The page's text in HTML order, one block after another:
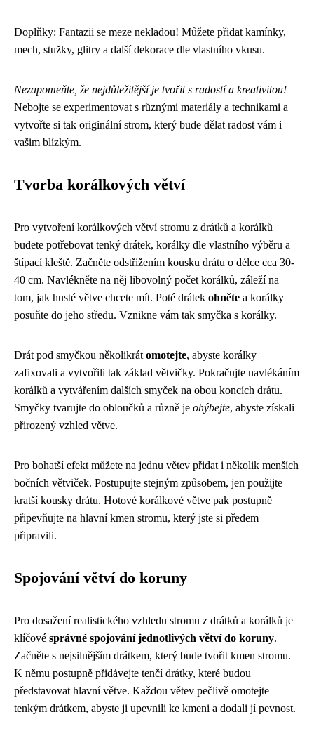
Doplňky: Fantazii se meze nekladou! Můžete přidat kamínky,
mech, stužky, glitry a další dekorace dle vlastního vkusu.
Nezapomeňte, že nejdůležitější je tvořit s radostí a kreativitou!
Nebojte se experimentovat s různými materiály a technikami a
vytvořte si tak originální strom, který bude dělat radost vám i
vašim blízkým.
Tvorba korálkových větví
Pro vytvoření korálkových větví stromu z drátků a korálků
budete potřebovat tenký drátek, korálky dle vlastního výběru a
štípací kleště. Začněte odstřižením kousku drátu o délce cca 30-
40 cm. Navlékněte na něj libovolný počet korálků, záleží na
tom, jak husté větve chcete mít. Poté drátek ohněte a korálky
posuňte do jeho středu. Vznikne vám tak smyčka s korálky.
Drát pod smyčkou několikrát omotejte, abyste korálky
zafixovali a vytvořili tak základ větvičky. Pokračujte navlékáním
korálků a vytvářením dalších smyček na obou koncích drátu.
Smyčky tvarujte do obloučků a různě je ohýbejte, abyste získali
přirozený vzhled větve.
Pro bohatší efekt můžete na jednu větev přidat i několik menších
bočních větviček. Postupujte stejným způsobem, jen použijte
kratší kousky drátu. Hotové korálkové větve pak postupně
připevňujte na hlavní kmen stromu, který jste si předem
připravili.
Spojování větví do koruny
Pro dosažení realistického vzhledu stromu z drátků a korálků je
klíčové správné spojování jednotlivých větví do koruny.
Začněte s nejsilnějším drátkem, který bude tvořit kmen stromu.
K němu postupně přidávejte tenčí drátky, které budou
představovat hlavní větve. Každou větev pečlivě omotejte
tenkým drátkem, abyste ji upevnili ke kmeni a dodali jí pevnost.